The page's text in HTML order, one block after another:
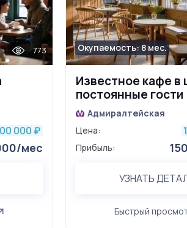
773
000 ₽
мес
Известное кафе в
постоянные гости
Окупаемость: 8 мес.
Адмиралтейская
Цена:
Прибыль:
УЗНАТЬ
Быстрый